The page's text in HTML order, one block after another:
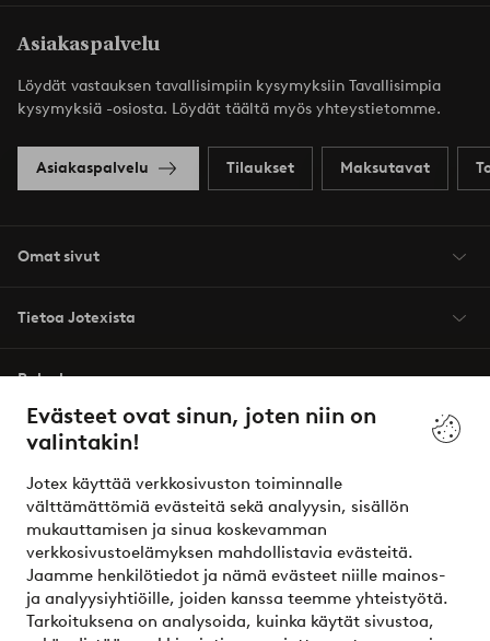
Evästeet ovat sinun, joten niin on
valintakin!
Jotex käyttää verkkosivuston toiminnalle
välttämättömiä evästeitä sekä analyysin, sisällön
mukauttamisen ja sinua koskevamman
verkkosivustoelämyksen mahdollistavia evästeitä.
Jaamme henkilötiedot ja nämä evästeet niille mainos-
ja analyysiyhtiöille, joiden kanssa teemme yhteistyötä.
Tarkoituksena on analysoida, kuinka käytät sivustoa,
Asiakaspalvelu
Löydät vastauksen tavallisimpiin kysymyksiin Tavallisimpia
kysymyksiä -osiosta. Löydät täältä myös yhteystietomme.
Asiakaspalvelu Tilaukset Maksutavat
Omat sivut
Tietoa Jotexista
Palvelumme
Ehdot
Ystävät
Turvalliset maksut – maksa nyt tai erissä
Haluatko tietää lisää maksuvaihtoehdoistamme?